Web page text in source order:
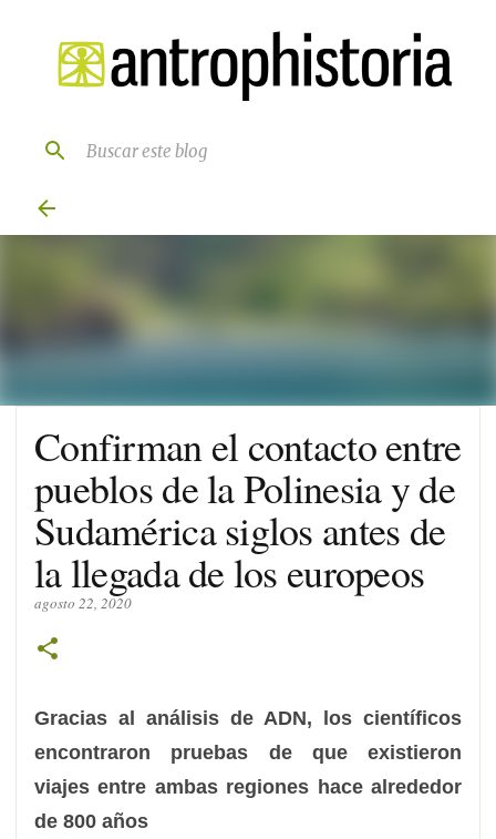
Ir al contenido principal
Confirman el contacto entre
pueblos de la Polinesia y de
Sudamérica siglos antes de
la llegada de los europeos
agosto 22, 2020
Gracias al análisis de ADN, los científicos
encontraron pruebas de que existieron
viajes entre ambas regiones hace alrededor
de 800 años